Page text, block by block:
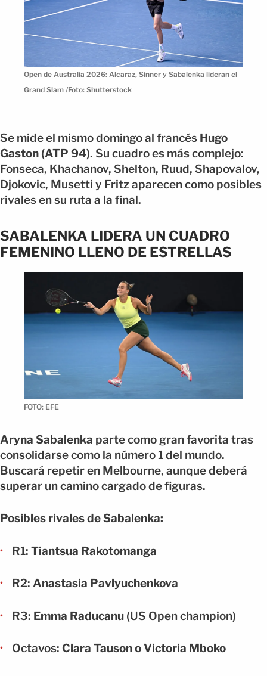
Open de Australia 2026: Alcaraz, Sinner y Sabalenka lideran el
Grand Slam /Foto: Shutterstock
Se mide el mismo domingo al francés Hugo
Gaston (ATP 94). Su cuadro es más complejo:
Fonseca, Khachanov, Shelton, Ruud, Shapovalov,
Djokovic, Musetti y Fritz aparecen como posibles
rivales en su ruta a la final.
SABALENKA LIDERA UN CUADRO
FEMENINO LLENO DE ESTRELLAS
FOTO: EFE
Aryna Sabalenka parte como gran favorita tras
consolidarse como la número 1 del mundo.
Buscará repetir en Melbourne, aunque deberá
superar un camino cargado de figuras.
Posibles rivales de Sabalenka:
R1: Tiantsua Rakotomanga
R2: Anastasia Pavlyuchenkova
R3: Emma Raducanu (US Open champion)
Octavos: Clara Tauson o Victoria Mboko